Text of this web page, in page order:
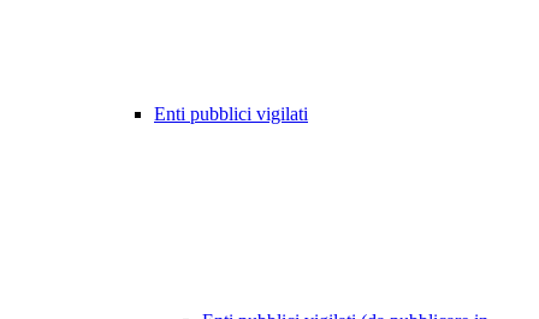
Enti pubblici vigilati